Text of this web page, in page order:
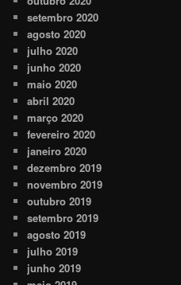
setembro 2020
agosto 2020
julho 2020
junho 2020
maio 2020
abril 2020
março 2020
fevereiro 2020
janeiro 2020
dezembro 2019
novembro 2019
outubro 2019
setembro 2019
agosto 2019
julho 2019
junho 2019